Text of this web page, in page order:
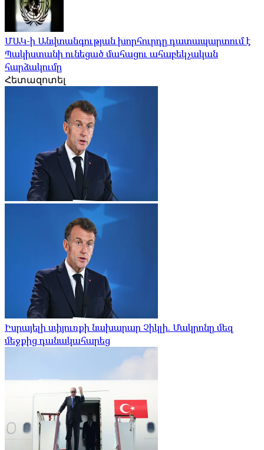
ՄԱԿ-ի Անվտանգության խորհուրդը դատապարտում է
Պակիստանի ունեցած մահացու ահաբեկչական
հարձակումը
Հետազոտել
Իսրայելի սփյուռքի նախարար Չիկլի. Մակրոնը մեզ
մեջքից դանակահարեց